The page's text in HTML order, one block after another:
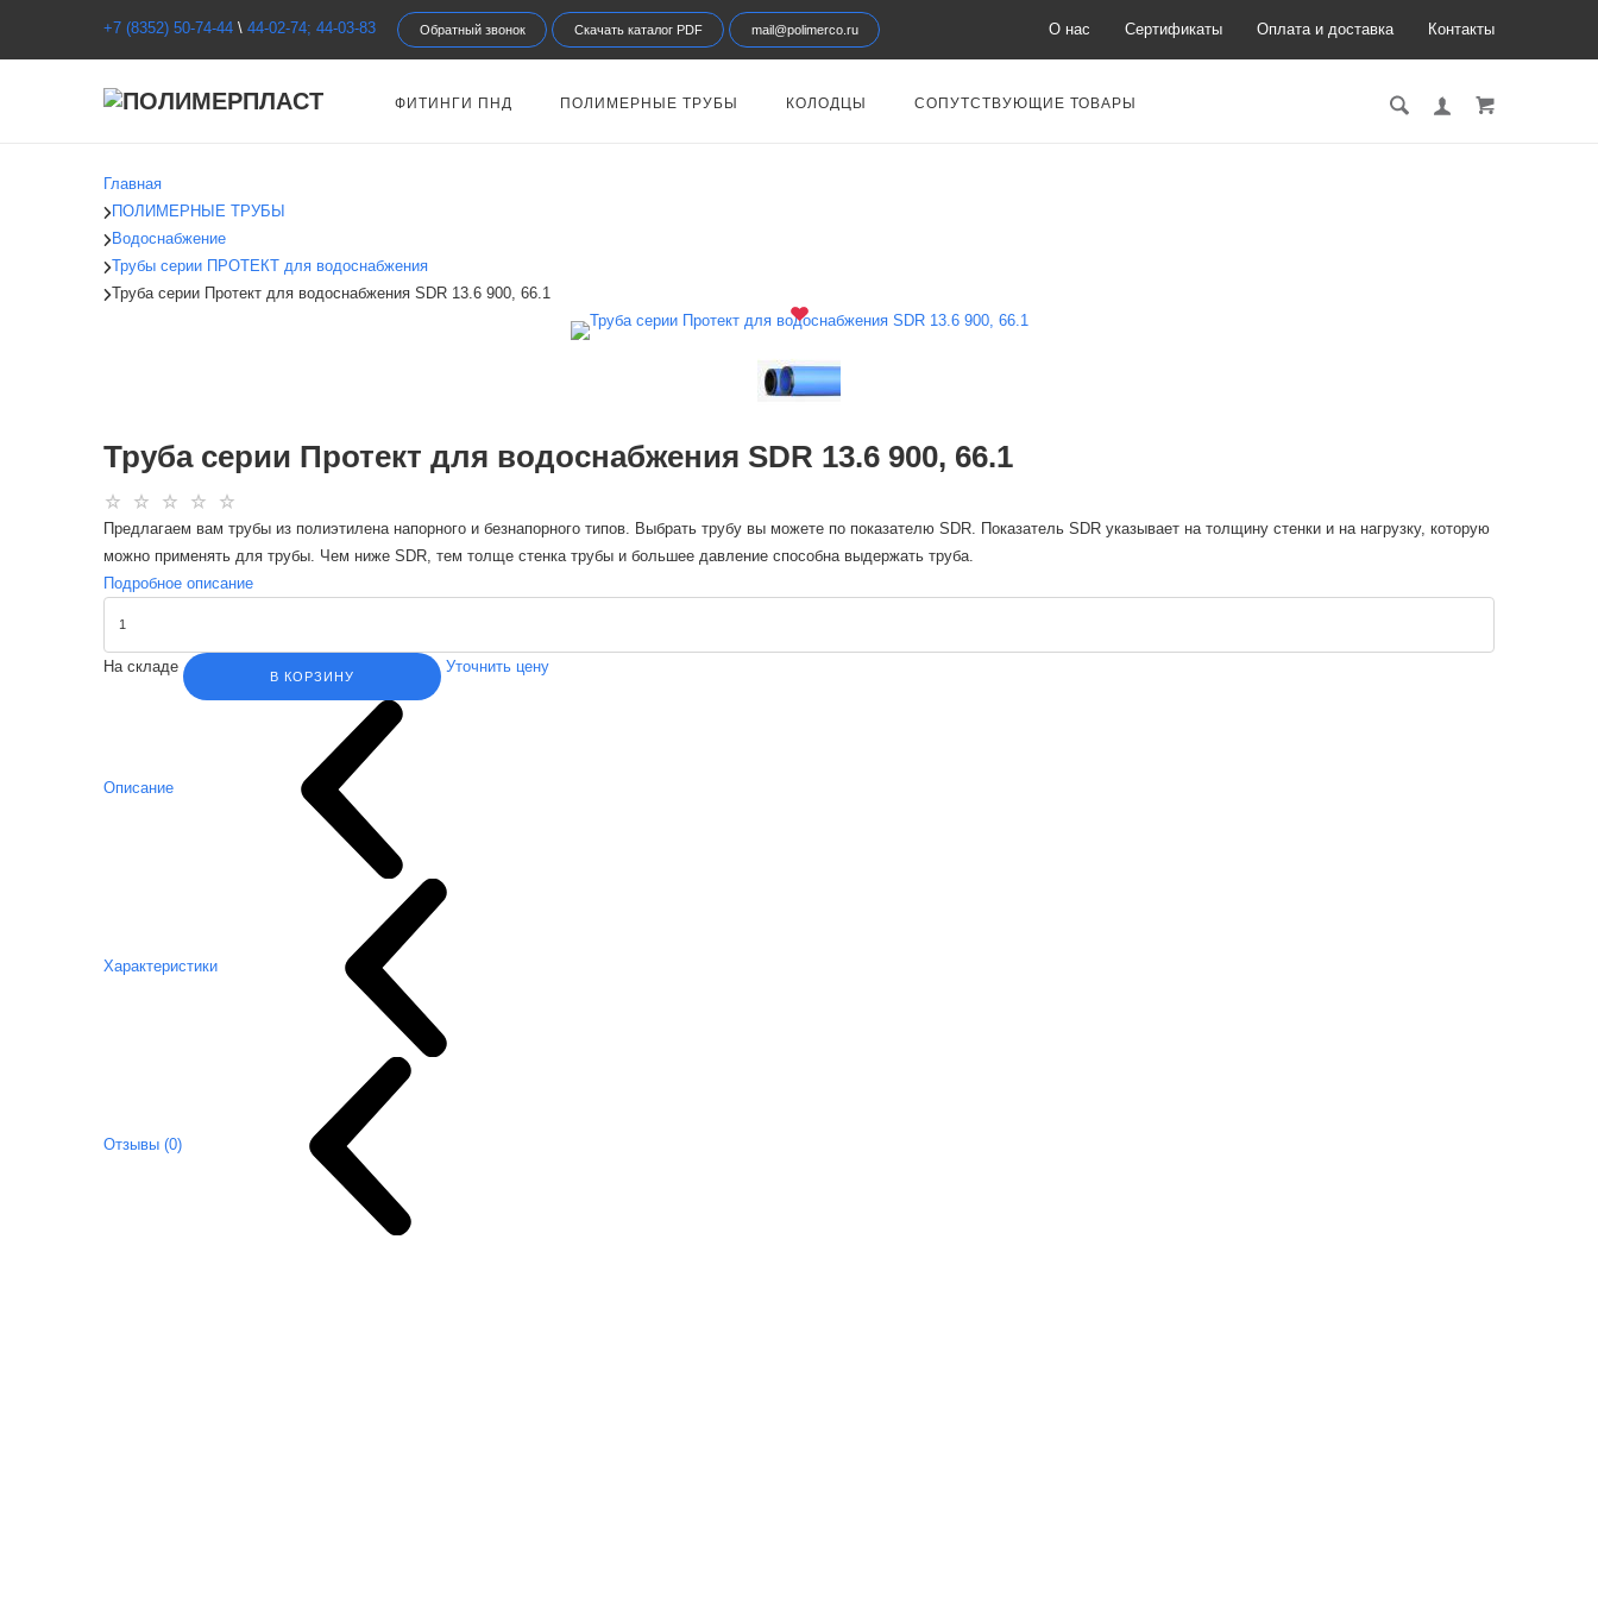
+7 (8352) 50-74-44 \ 44-02-74; 44-03-83 Обратный звонок Скачать каталог PDF mail@polimerco.ru О нас Сертификаты Оплата и доставка Контакты
ФИТИНГИ ПНД ПОЛИМЕРНЫЕ ТРУБЫ КОЛОДЦЫ СОПУТСТВУЮЩИЕ ТОВАРЫ
Главная
ПОЛИМЕРНЫЕ ТРУБЫ
Водоснабжение
Трубы серии ПРОТЕКТ для водоснабжения
Труба серии Протект для водоснабжения SDR 13.6 900, 66.1
Труба серии Протект для водоснабжения SDR 13.6 900, 66.1
Предлагаем вам трубы из полиэтилена напорного и безнапорного типов. Выбрать трубу вы можете по показателю SDR. Показатель SDR указывает на толщину стенки и на нагрузку, которую
можно применять для трубы. Чем ниже SDR, тем толще стенка трубы и большее давление способна выдержать труба.
Подробное описание
На складе
В КОРЗИНУ
Уточнить цену
Описание
Характеристики
Отзывы (0)